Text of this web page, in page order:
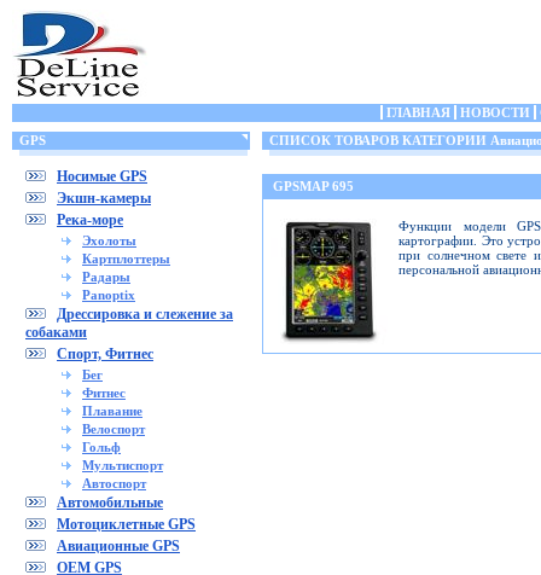
ГЛАВНАЯ НОВОСТИ
GPS
Носимые GPS
Экшн-камеры
Река-море
Эхолоты
Картплоттеры
Радары
Panoptix
Дрессировка и слежение за
собаками
Спорт, Фитнес
Бег
Фитнес
Плавание
Велоспорт
Гольф
Мультиспорт
Автоспорт
Автомобильные
Мотоциклетные GPS
Авиационные GPS
OEM GPS
СПИСОК ТОВАРОВ КАТЕГОРИИ
GPSMAP 695
Функции модели
картографии. Это
при солнечном свете
персональной